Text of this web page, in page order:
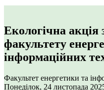
Екологічна акція
факультету
інформаційних
Факультет енергетики та
Понеділок, 24 листопада